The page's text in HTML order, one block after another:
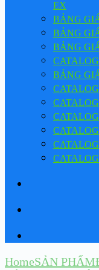
EX
BẢNG
BẢNG
BẢNG
BẢNG
HomeSẢN PHẨM